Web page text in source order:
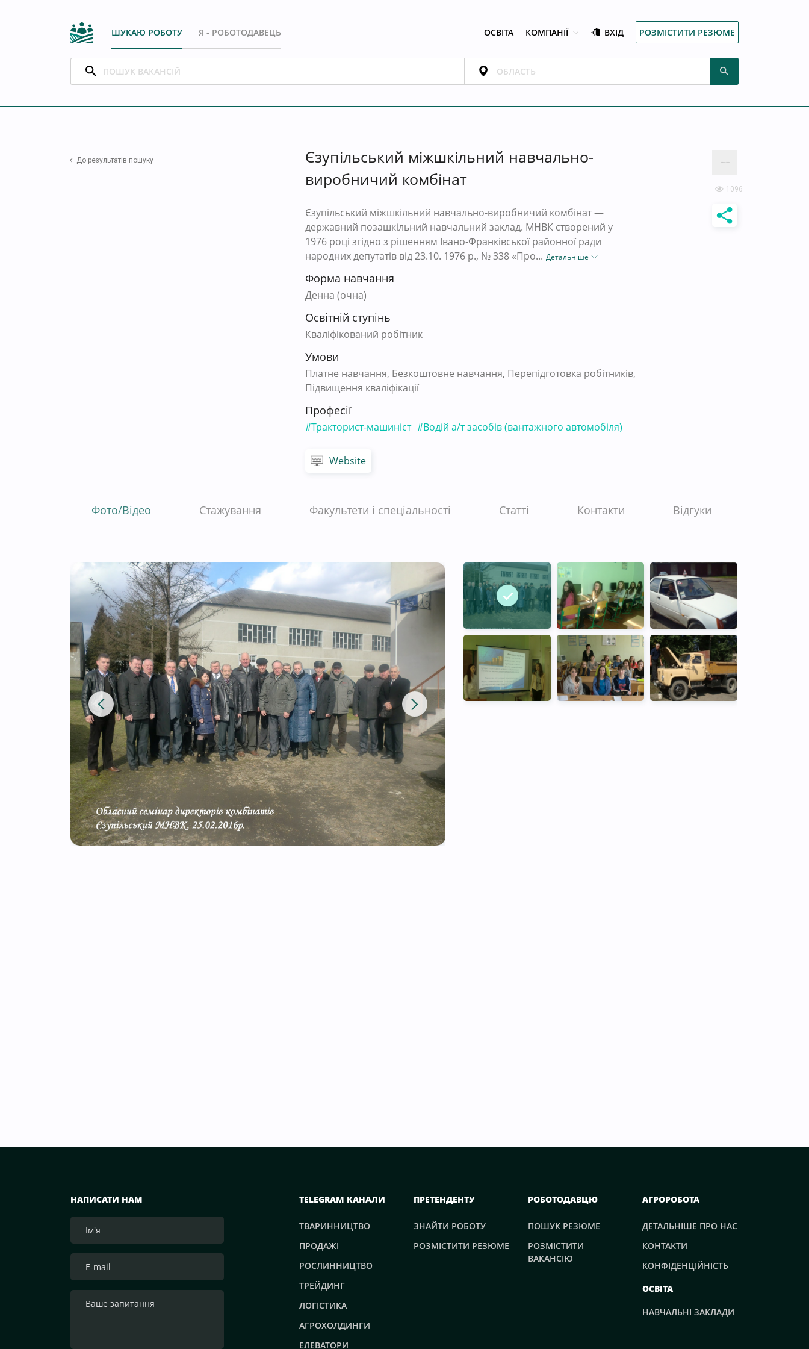
ШУКАЮ РОБОТУ Я - РОБОТОДАВЕЦЬ ОСВІТА КОМПАНІЇ ВХІД РОЗМІСТИТИ РЕЗЮМЕ
До результатів пошуку
Єзупільський міжшкільний навчально-
виробничий комбінат
Єзупільський міжшкільний навчально-виробничий комбінат —
державний позашкільний навчальний заклад. МНВК створений у
1976 році згідно з рішенням Івано-Франківської районної ради
народних депутатів від 23.10. 1976 p., № 338 «Про... Детальніше
Форма навчання
Денна (очна)
Освітній ступінь
Кваліфікований робітник
Умови
Платне навчання, Безкоштовне навчання, Перепідготовка робітників,
Підвищення кваліфікації
Професії
#Тракторист-машиніст #Водій а/т засобів (вантажного автомобіля)
Website
1096
Фото/Відео Стажування Факультети і спеціальності Статті Контакти Відгуки
НАПИСАТИ НАМ TELEGRAM КАНАЛИ
ТВАРИННИЦТВО
ПРОДАЖІ
РОСЛИННИЦТВО
ТРЕЙДИНГ
ЛОГІСТИКА
АГРОХОЛДИНГИ
ЕЛЕВАТОРИ
ПРЕТЕНДЕНТУ
ЗНАЙТИ РОБОТУ
РОЗМІСТИТИ РЕЗЮМЕ
РОБОТОДАВЦЮ
ПОШУК РЕЗЮМЕ
РОЗМІСТИТИ
ВАКАНСІЮ
АГРОРОБОТА
ДЕТАЛЬНІШЕ ПРО НАС
КОНТАКТИ
КОНФІДЕНЦІЙНІСТЬ
ОСВІТА
НАВЧАЛЬНІ ЗАКЛАДИ